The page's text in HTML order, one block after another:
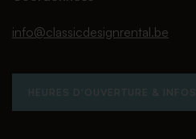
info@classicdesignrental.be
HEURES D'OUVERTURE & INFOS